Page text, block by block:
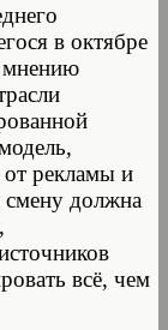
в октябре
мнению
рекламы и
смену должна
всё, чем